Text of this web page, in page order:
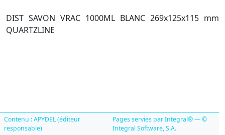
DIST SAVON VRAC 1000ML BLANC 269x125x115 mm
QUARTZLINE
Contenu : APYDEL (éditeur
responsable)
Pages servies par Integral® — ©
Integral Software, S.A.